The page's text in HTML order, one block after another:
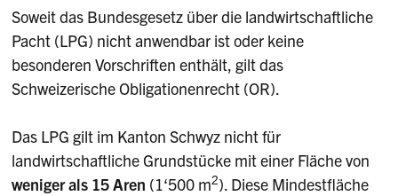
Soweit das Bundesgesetz über die landwirtschaftliche
Pacht (LPG) nicht anwendbar ist oder keine
besonderen Vorschriften enthält, gilt das
Schweizerische Obligationenrecht (OR).
Das LPG gilt im Kanton Schwyz nicht für
landwirtschaftliche Grundstücke mit einer Fläche von
weniger als 15 Aren (1‘500 m2). Diese Mindestfläche